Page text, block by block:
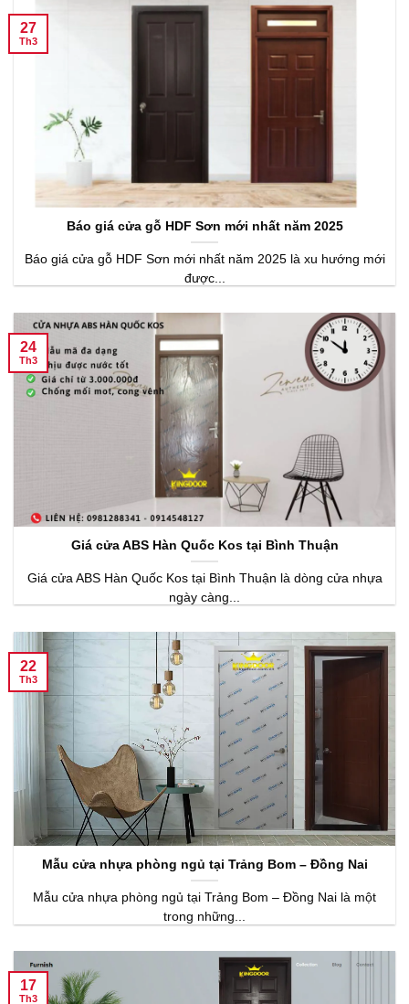
Báo giá cửa gỗ HDF Sơn mới nhất năm 2025
Báo giá cửa gỗ HDF Sơn mới nhất năm 2025 là xu hướng mới
được...
27
Th3
Giá cửa ABS Hàn Quốc Kos tại Bình Thuận
Giá cửa ABS Hàn Quốc Kos tại Bình Thuận là dòng cửa nhựa
ngày càng...
24
Th3
Mẫu cửa nhựa phòng ngủ tại Trảng Bom – Đồng Nai
Mẫu cửa nhựa phòng ngủ tại Trảng Bom – Đồng Nai là một
trong những...
22
Th3
17
Th3